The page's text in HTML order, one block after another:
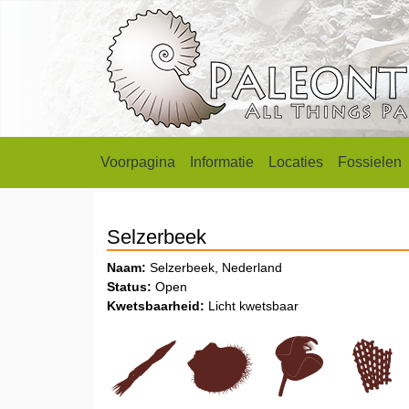
Voorpagina Informatie Locaties Fossielen
Selzerbeek
Naam: Selzerbeek, Nederland
Status: Open
Kwetsbaarheid: Licht kwetsbaar